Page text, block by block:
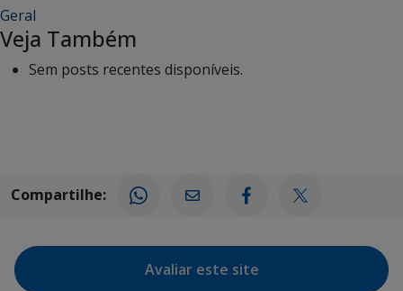
Geral
Veja Também
Sem posts recentes disponíveis.
Compartilhe:
Avaliar este site